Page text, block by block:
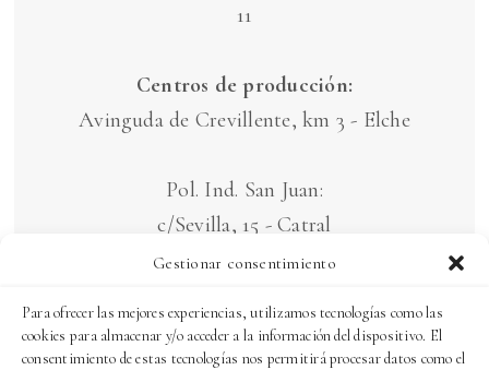
Gestionar consentimiento
Para ofrecer las mejores experiencias, utilizamos tecnologías como las
cookies para almacenar y/o acceder a la información del dispositivo. El
consentimiento de estas tecnologías nos permitirá procesar datos como el
11
Centros de producción:
Avinguda de Crevillente, km 3 - Elche
Pol. Ind. San Juan:
c/Sevilla, 15 - Catral
c/ Barcelona, 7 - Catral
AVISO LEGAL Y POLÍTICA DE
PRIVACIDAD